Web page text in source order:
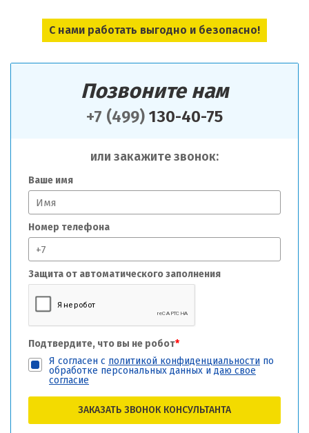
Позвоните нам
+7 (499) 130-40-75
или закажите звонок:
Ваше имя
Номер телефона
Защита от автоматического заполнения
Подтвердите, что вы не робот*
Я согласен с политикой конфиденциальности по
обработке персональных данных и даю свое
согласие
ЗАКАЗАТЬ ЗВОНОК КОНСУЛЬТАНТА
С нами работать выгодно и безопасно!